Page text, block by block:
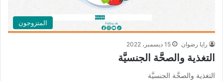
المتزوجون
رايا رضوان 15 ديسمبر، 2022
التغذية والصحَّة الجنسيَّة
التغذية والصحَّة الجنسيَّة